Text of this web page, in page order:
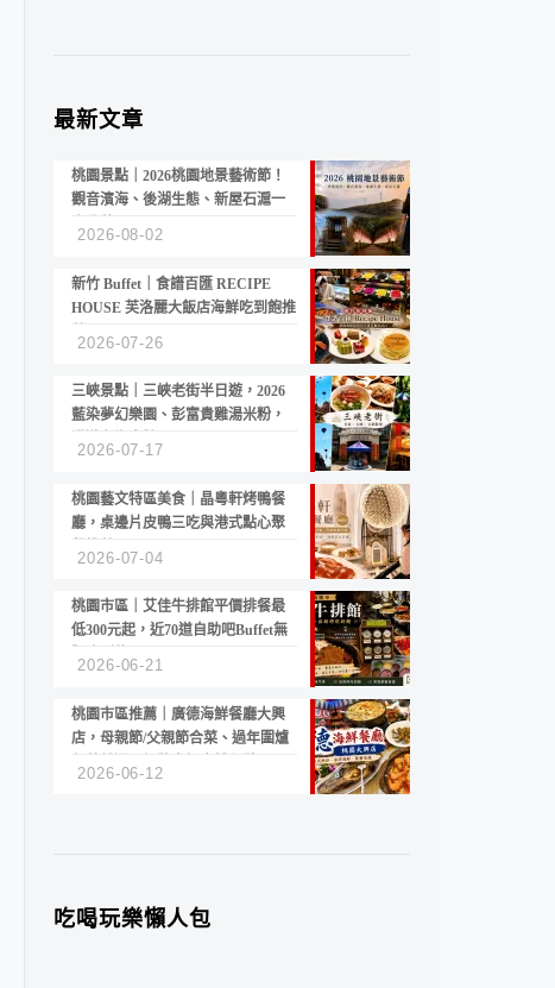
最新文章
桃園景點｜2026桃園地景藝術節！
觀音濱海、後湖生態、新屋石滬一
2026-08-02
新竹 Buffet｜食譜百匯 RECIPE
HOUSE 芙洛麗大飯店海鮮吃到飽推
2026-07-26
三峽景點｜三峽老街半日遊，2026
藍染夢幻樂園、彭富貴雞湯米粉，
2026-07-17
桃園藝文特區美食｜晶粵軒烤鴨餐
廳，桌邊片皮鴨三吃與港式點心聚
2026-07-04
桃園市區｜艾佳牛排館平價排餐最
低300元起，近70道自助吧Buffet無
2026-06-21
桃園市區推薦｜廣德海鮮餐廳大興
店，母親節/父親節合菜、過年圍爐
2026-06-12
吃喝玩樂懶人包